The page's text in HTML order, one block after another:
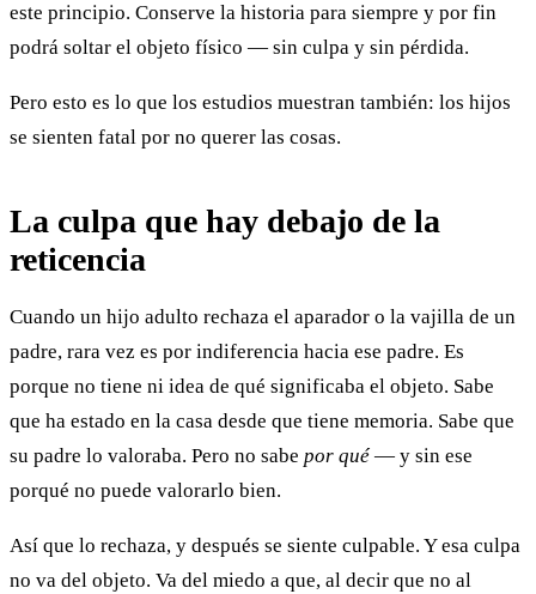
este principio. Conserve la historia para siempre y por fin
podrá soltar el objeto físico — sin culpa y sin pérdida.
Pero esto es lo que los estudios muestran también: los hijos
se sienten fatal por no querer las cosas.
La culpa que hay debajo de la
reticencia
Cuando un hijo adulto rechaza el aparador o la vajilla de un
padre, rara vez es por indiferencia hacia ese padre. Es
porque no tiene ni idea de qué significaba el objeto. Sabe
que ha estado en la casa desde que tiene memoria. Sabe que
su padre lo valoraba. Pero no sabe por qué — y sin ese
porqué no puede valorarlo bien.
Así que lo rechaza, y después se siente culpable. Y esa culpa
no va del objeto. Va del miedo a que, al decir que no al